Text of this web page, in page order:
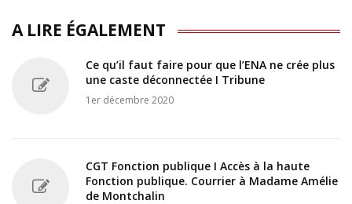
A LIRE ÉGALEMENT
Ce qu’il faut faire pour que l’ENA ne crée plus
une caste déconnectée I Tribune
1er décembre 2020
CGT Fonction publique I Accès à la haute
Fonction publique. Courrier à Madame Amélie
de Montchalin